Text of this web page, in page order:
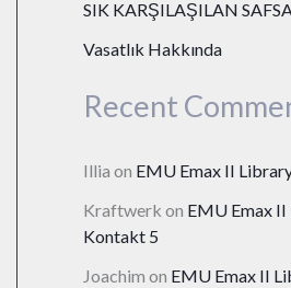
o
r
SIK KARŞILAŞILAN
Vasatlık Hakkında
Recent
Illia on EMU Emax II
Kraftwerk on EMU Emax
Kontakt 5
Joachim on EMU Emax II